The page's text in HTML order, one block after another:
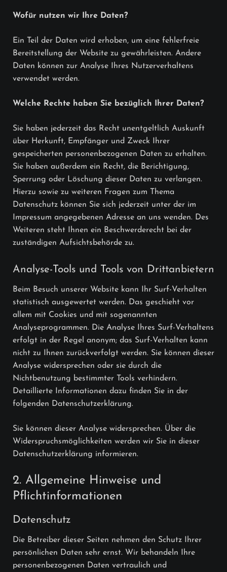
Wofür nutzen wir Ihre Daten?
Ein Teil der Daten wird erhoben, um eine fehlerfreie
Bereitstellung der Website zu gewährleisten. Andere
Daten können zur Analyse Ihres Nutzerverhaltens
verwendet werden.
Welche Rechte haben Sie bezüglich Ihrer Daten?
Sie haben jederzeit das Recht unentgeltlich Auskunft
über Herkunft, Empfänger und Zweck Ihrer
gespeicherten personenbezogenen Daten zu erhalten.
Sie haben außerdem ein Recht, die Berichtigung,
Sperrung oder Löschung dieser Daten zu verlangen.
Hierzu sowie zu weiteren Fragen zum Thema
Datenschutz können Sie sich jederzeit unter der im
Impressum angegebenen Adresse an uns wenden. Des
Weiteren steht Ihnen ein Beschwerderecht bei der
zuständigen Aufsichtsbehörde zu.
Analyse-Tools und Tools von Drittanbietern
Beim Besuch unserer Website kann Ihr Surf-Verhalten
statistisch ausgewertet werden. Das geschieht vor
allem mit Cookies und mit sogenannten
Analyseprogrammen. Die Analyse Ihres Surf-Verhaltens
erfolgt in der Regel anonym; das Surf-Verhalten kann
nicht zu Ihnen zurückverfolgt werden. Sie können dieser
Analyse widersprechen oder sie durch die
Nichtbenutzung bestimmter Tools verhindern.
Detaillierte Informationen dazu finden Sie in der
folgenden Datenschutzerklärung.
Sie können dieser Analyse widersprechen. Über die
Widerspruchsmöglichkeiten werden wir Sie in dieser
Datenschutzerklärung informieren.
2. Allgemeine Hinweise und
Pflichtinformationen
Datenschutz
Die Betreiber dieser Seiten nehmen den Schutz Ihrer
persönlichen Daten sehr ernst. Wir behandeln Ihre
personenbezogenen Daten vertraulich und